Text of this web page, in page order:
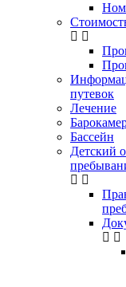
путевок
Лечение
Бассейн
Детский